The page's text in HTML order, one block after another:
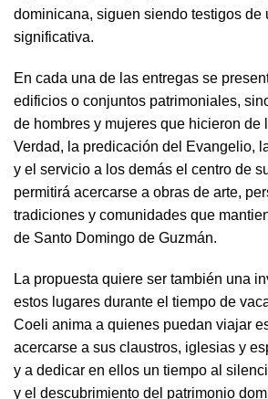
dominicana, siguen siendo testigos de
significativa.
En cada una de las entregas se
edificios o conjuntos patrimoniales,
de hombres y mujeres que hicieron de
Verdad, la predicación del Evangelio,
y el servicio a los demás el centro de
permitirá acercarse a obras de arte,
tradiciones y comunidades que
de Santo Domingo de Guzmán.
La propuesta quiere ser también una
estos lugares durante el tiempo de
Coeli anima a quienes puedan viajar
acercarse a sus claustros, iglesias y
y a dedicar en ellos un tiempo al
y el descubrimiento del patrimonio